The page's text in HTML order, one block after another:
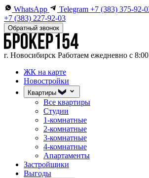
WhatsApp Telegram +7 (383) 375-92-
+7 (383) 227-92-03
Обратный звонок
г. Новосибирск Работаем ежедневно с
ЖК на карте
Новостройки
Квартиры
Все квартиры
Студии
1-комнатные
2-комнатные
3-комнатные
4-комнатные
Апартаменты
Застройщики
Выгоды